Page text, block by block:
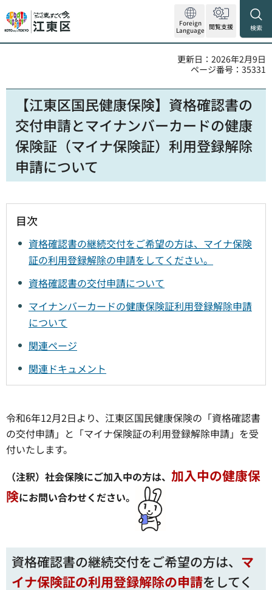
Foreign
Language 閲覧支援 検索
更新日：2026年2月9日
ページ番号：35331
【江東区国民健康保険】資格確認書の
交付申請とマイナンバーカードの健康
保険証（マイナ保険証）利用登録解除
申請について
目次
資格確認書の継続交付をご希望の方は、マイナ保険
証の利用登録解除の申請をしてください。
資格確認書の交付申請について
マイナンバーカードの健康保険証利用登録解除申請
について
関連ページ
関連ドキュメント
令和6年12月2日より、江東区国民健康保険の「資格確認書
の交付申請」と「マイナ保険証の利用登録解除申請」を受
付いたします。
（注釈）社会保険にご加入中の方は、 加入中の健康保
険にお問い合わせください。
資格確認書の継続交付をご希望の方は、 マ
イナ保険証の利用登録解除の申請をしてく